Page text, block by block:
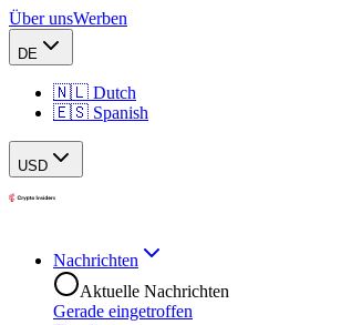
Über unsWerben
DE
🇳🇱 Dutch
🇪🇸 Spanish
USD
Nachrichten
Aktuelle Nachrichten
Gerade eingetroffen